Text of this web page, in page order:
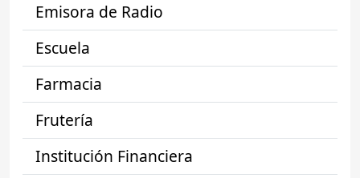
Emisora de Radio
Escuela
Farmacia
Frutería
Institución Financiera